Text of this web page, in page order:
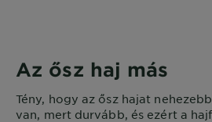
Az ősz haj más
Tény, hogy az ősz hajat
van, mert durvább, és ezért a